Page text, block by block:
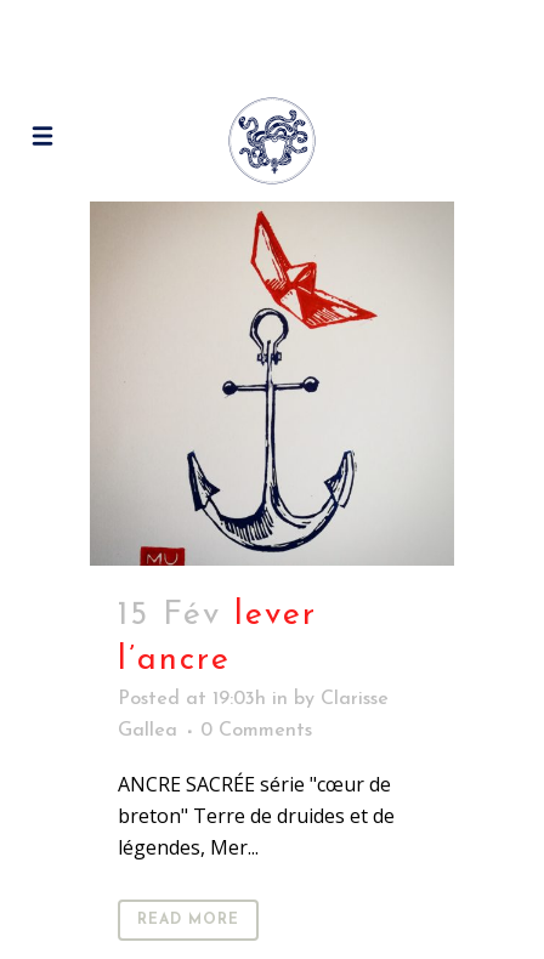
15 Fév lever
l’ancre
Posted at 19:03h in by Clarisse
Gallea
0 Comments
ANCRE SACRÉE série "cœur de
breton" Terre de druides et de
légendes, Mer...
READ MORE